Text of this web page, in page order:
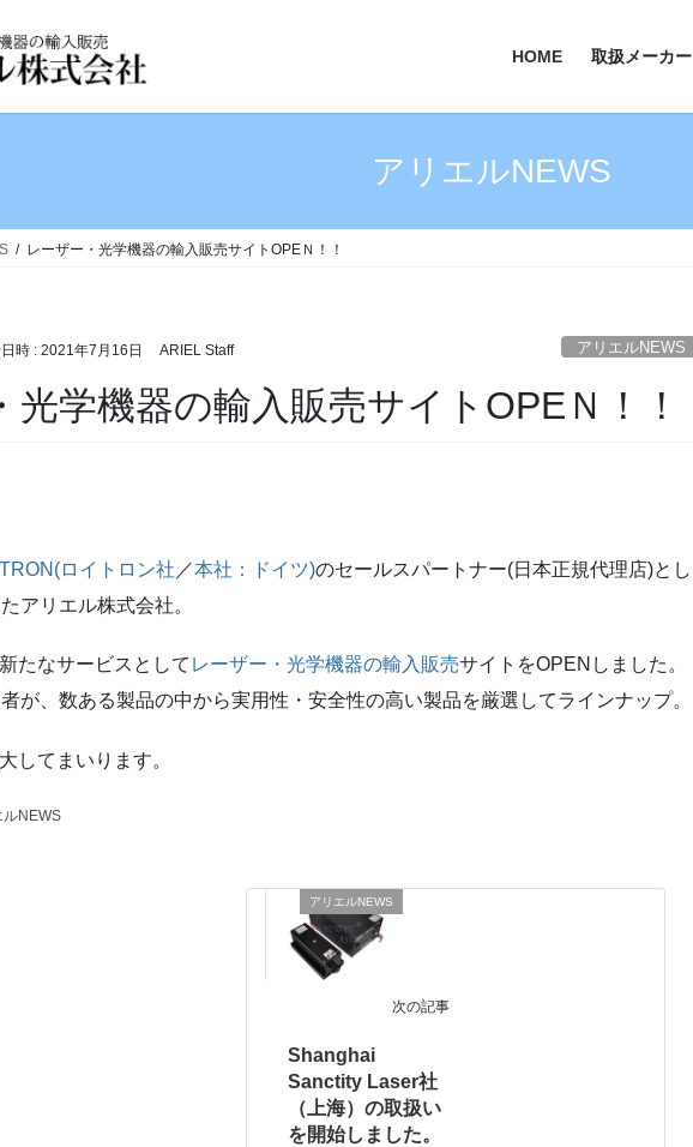
HOME 取扱メーカー
アリエルNEWS
レーザー・光学機器の輸入販売サイトOPEＮ！！
時 : 2021年7月16日 ARIEL Staff アリエルNEWS
光学機器の輸入販売サイトOPEＮ！！
ロイトロン社 ／本社：ドイツ)のセールスパートナー(日本正規代理店)とし
アリエル株式会社。
たなサービスとして レーザー・光学機器の輸入販売サイトをOPENしました。
が、数ある製品の中から実用性・安全性の高い製品を厳選してラインナップ。
してまいります。
ルNEWS
アリエルNEWS
次の記事
Shanghai
Sanctity Laser社
（上海）の取扱い
を開始しました。